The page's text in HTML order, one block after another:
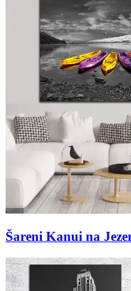
Šareni Kanui na